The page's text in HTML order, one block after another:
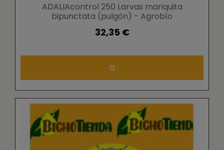
ADALIAcontrol 250 Larvas mariquita
bipunctata (pulgón) - Agrobío
32,35 €